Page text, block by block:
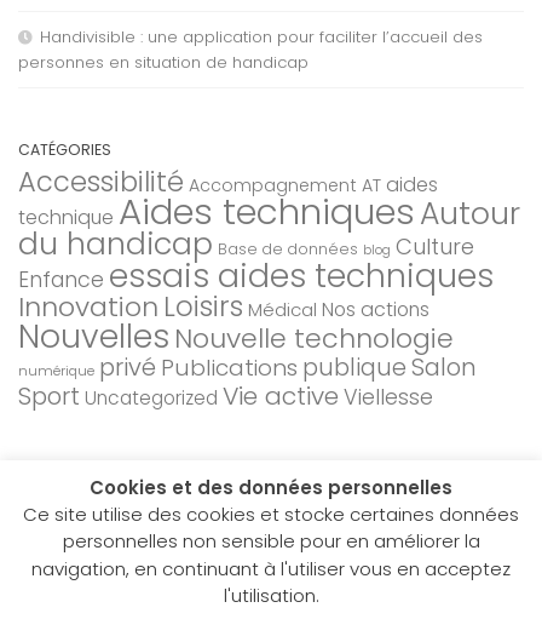
Handivisible : une application pour faciliter l’accueil des
personnes en situation de handicap
CATÉGORIES
Accessibilité Accompagnement AT aides
technique Aides techniquesAutour
du handicap Base de données blog Culture
Enfance essais aides techniques
Innovation Loisirs Médical Nos actions
Nouvelles Nouvelle technologie
numérique privé Publications publiqueSalon
Sport Uncategorized Vie active Viellesse
Hacavie © 2026. Tous droits réservés.
Fièrement propulsé par - Conçu par
Cookies et des données personnelles
Ce site utilise des cookies et stocke certaines données
personnelles non sensible pour en améliorer la
navigation, en continuant à l'utiliser vous en acceptez
l'utilisation.